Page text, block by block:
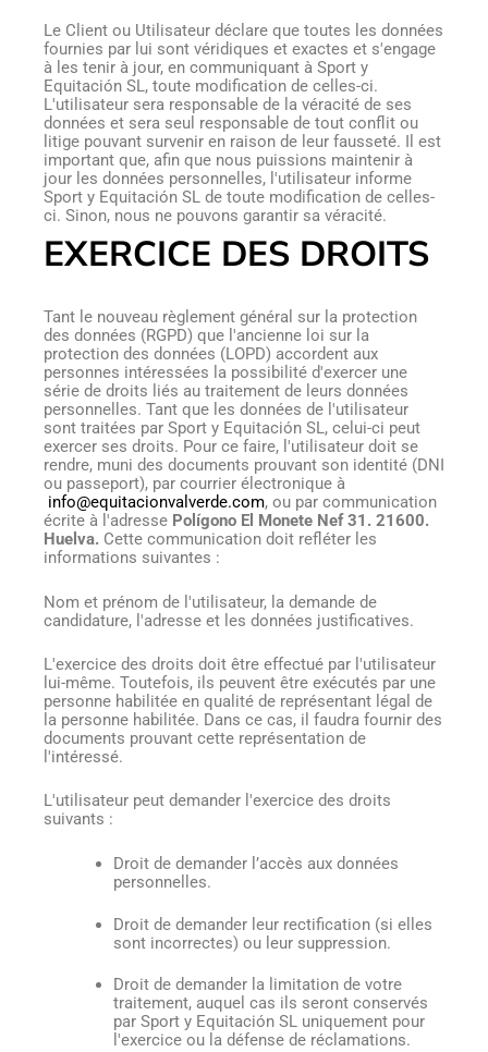
Le Client ou Utilisateur déclare que toutes les données
fournies par lui sont véridiques et exactes et s'engage
à les tenir à jour, en communiquant à Sport y
Equitación SL, toute modification de celles-ci.
L'utilisateur sera responsable de la véracité de ses
données et sera seul responsable de tout conflit ou
litige pouvant survenir en raison de leur fausseté. Il est
important que, afin que nous puissions maintenir à
jour les données personnelles, l'utilisateur informe
Sport y Equitación SL de toute modification de celles-
ci. Sinon, nous ne pouvons garantir sa véracité.
EXERCICE DES DROITS
Tant le nouveau règlement général sur la protection
des données (RGPD) que l'ancienne loi sur la
protection des données (LOPD) accordent aux
personnes intéressées la possibilité d'exercer une
série de droits liés au traitement de leurs données
personnelles. Tant que les données de l'utilisateur
sont traitées par Sport y Equitación SL, celui-ci peut
exercer ses droits. Pour ce faire, l'utilisateur doit se
rendre, muni des documents prouvant son identité (DNI
ou passeport), par courrier électronique à
info@equitacionvalverde.com, ou par communication
écrite à l'adresse Polígono El Monete Nef 31. 21600.
Huelva. Cette communication doit refléter les
informations suivantes :
Nom et prénom de l'utilisateur, la demande de
candidature, l'adresse et les données justificatives.
L'exercice des droits doit être effectué par l'utilisateur
lui-même. Toutefois, ils peuvent être exécutés par une
personne habilitée en qualité de représentant légal de
la personne habilitée. Dans ce cas, il faudra fournir des
documents prouvant cette représentation de
l'intéressé.
L'utilisateur peut demander l'exercice des droits
suivants :
Droit de demander l’accès aux données
personnelles.
Droit de demander leur rectification (si elles
sont incorrectes) ou leur suppression.
Droit de demander la limitation de votre
traitement, auquel cas ils seront conservés
par Sport y Equitación SL uniquement pour
l'exercice ou la défense de réclamations.